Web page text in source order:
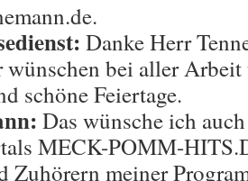
Danke Herr
wünschen bei aller
schöne Feiertage.
Das wünsche ich
MECK-POMM-
Zuhörern meiner